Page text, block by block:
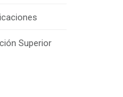
Superior